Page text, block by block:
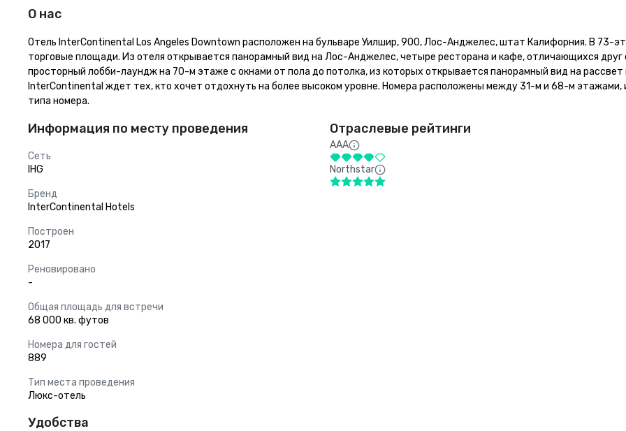
О нас
Отель InterContinental Los Angeles Downtown расположен на бульваре Уилшир, 900, Лос-Анджелес, штат Калифорния. В 73-
торговые площади. Из отеля открывается панорамный вид на Лос-Анджелес, четыре ресторана и кафе, отличающихся друг
просторный лобби-лаундж на 70-м этаже с окнами от пола до потолка, из которых открывается панорамный вид на
InterContinental ждет тех, кто хочет отдохнуть на более высоком уровне. Номера расположены между 31-м и 68-м этажами,
типа номера.
Информация по месту проведения
Сеть
IHG
Бренд
InterContinental Hotels
Построен
2017
Реновировано
-
Общая площадь для встречи
68 000 кв. футов
Номера для гостей
889
Тип места проведения
Люкс-отель
Отраслевые рейтинги
AAA
Northstar
Удобства